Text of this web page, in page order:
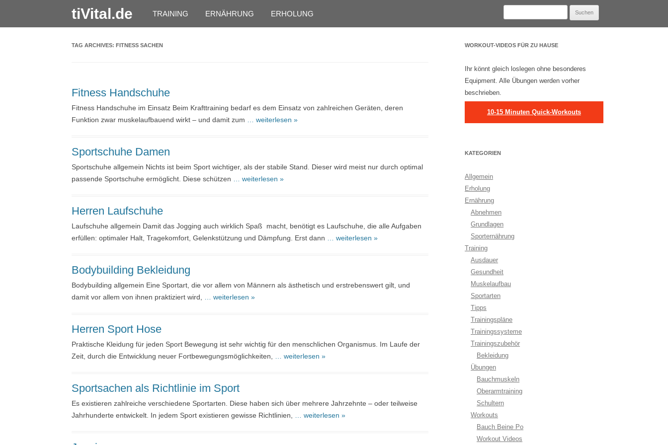
tiVital.de TRAINING ERNÄHRUNG ERHOLUNG
Suchen
TAG ARCHIVES: FITNESS SACHEN
Fitness Handschuhe
Fitness Handschuhe im Einsatz Beim Krafttraining bedarf es dem Einsatz von zahlreichen Geräten, deren
Funktion zwar muskelaufbauend wirkt – und damit zum
… weiterlesen »
Sportschuhe Damen
Sportschuhe allgemein Nichts ist beim Sport wichtiger, als der stabile Stand. Dieser wird meist nur durch optimal
passende Sportschuhe ermöglicht. Diese schützen
… weiterlesen »
Herren Laufschuhe
Laufschuhe allgemein Damit das Jogging auch wirklich Spaß macht, benötigt es Laufschuhe, die alle Aufgaben
erfüllen: optimaler Halt, Tragekomfort, Gelenkstützung und Dämpfung. Erst dann
… weiterlesen »
Bodybuilding Bekleidung
Bodybuilding allgemein Eine Sportart, die vor allem von Männern als ästhetisch und erstrebenswert gilt, und
damit vor allem von ihnen praktiziert wird,
… weiterlesen »
Herren Sport Hose
Praktische Kleidung für jeden Sport Bewegung ist sehr wichtig für den menschlichen Organismus. Im Laufe der
Zeit, durch die Entwicklung neuer Fortbewegungsmöglichkeiten,
… weiterlesen »
Sportsachen als Richtlinie im Sport
Es existieren zahlreiche verschiedene Sportarten. Diese haben sich über mehrere Jahrzehnte – oder teilweise
Jahrhunderte entwickelt. In jedem Sport existieren gewisse Richtlinien,
… weiterlesen »
WORKOUT-VIDEOS FÜR ZU HAUSE
Ihr könnt gleich loslegen ohne besonderes
Equipment. Alle Übungen werden vorher
beschrieben.
10-15 Minuten Quick-Workouts
KATEGORIEN
Allgemein
Erholung
Ernährung
Abnehmen
Grundlagen
Sporternährung
Training
Ausdauer
Gesundheit
Muskelaufbau
Sportarten
Tipps
Trainingspläne
Trainingssysteme
Trainingszubehör
Bekleidung
Übungen
Bauchmuskeln
Oberarmtraining
Schultern
Workouts
Bauch Beine Po
Workout Videos